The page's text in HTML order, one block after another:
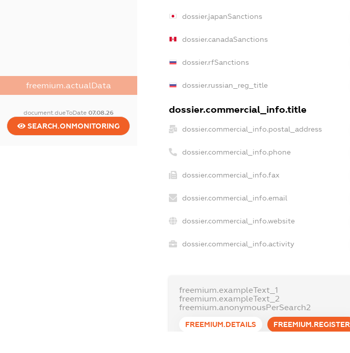
freemium.actualData
document.dueToDate 07.08.26
SEARCH.ONMONITORING
dossier.japanSanctions
dossier.canadaSanctions
dossier.rfSanctions
dossier.russian_reg_title
dossier.commercial_info.title
dossier.commercial_info.postal_address
dossier.commercial_info.phone
dossier.commercial_info.fax
dossier.commercial_info.email
dossier.commercial_info.website
dossier.commercial_info.activity
freemium.exampleText_1
freemium.exampleText_2
freemium.anonymousPerSearch2
FREEMIUM.DETAILS FREEMIUM.REGISTER